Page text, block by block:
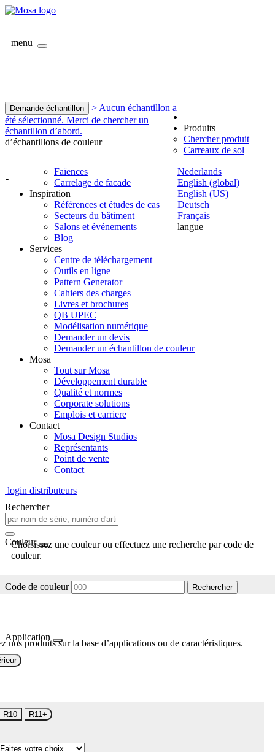
menu
Demande échantillon
> Aucun échantillon a
été sélectionné. Merci de chercher un
échantillon d’abord.
d’échantillons de couleur
-
Nederlands
English (global)
English (US)
Deutsch
Français
langue
Produits
Chercher produit
Carreaux de sol
Faïences
Carrelage de facade
Inspiration
Références et études de cas
Secteurs du bâtiment
Salons et événements
Blog
Services
Centre de téléchargement
Outils en ligne
Pattern Generator
Cahiers des charges
Livres et brochures
QB UPEC
Modélisation numérique
Demander un devis
Demander un échantillon de couleur
Mosa
Tout sur Mosa
Développement durable
Qualité et normes
Corporate solutions
Emplois et carriere
Contact
Mosa Design Studios
Représentants
Point de vente
Contact
login distributeurs
Rechercher
Couleur
Choisissez une couleur ou effectuez une recherche par code de
couleur.
Code de couleur Rechercher
Application
nos produits sur la base d’applications ou de caractéristiques.
R10 R11+